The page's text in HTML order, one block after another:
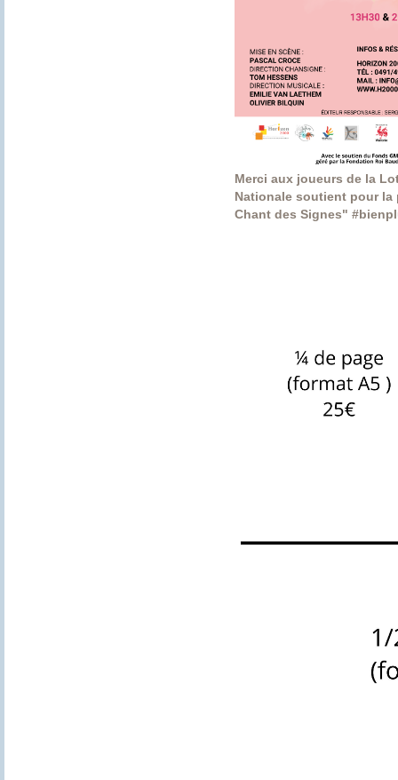
Merci aux joueurs de la
Nationale soutient pour
Chant des Signes"